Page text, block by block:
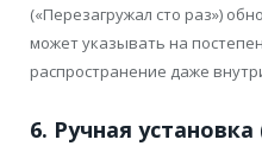
(«Перезагружал сто раз»)
может указывать на
распространение даже
6. Ручная